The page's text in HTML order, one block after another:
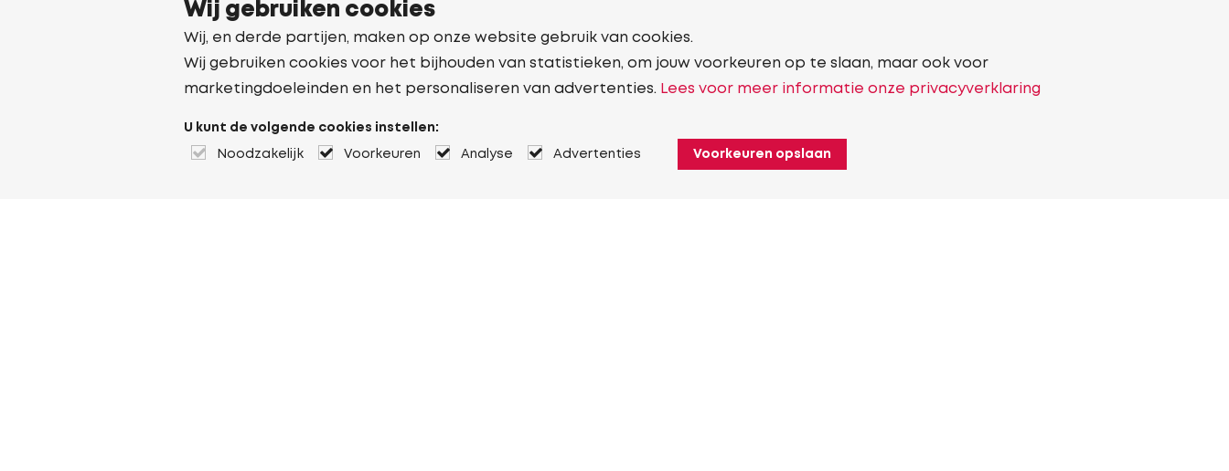
Wij gebruiken cookies
Wij, en derde partijen, maken op onze website gebruik van cookies.
Wij gebruiken cookies voor het bijhouden van statistieken, om jouw voorkeuren op te slaan, maar ook voor
marketingdoeleinden en het personaliseren van advertenties. Lees voor meer informatie onze privacyverklaring
U kunt de volgende cookies instellen:
Noodzakelijk Voorkeuren Analyse Advertenties Voorkeuren opslaan